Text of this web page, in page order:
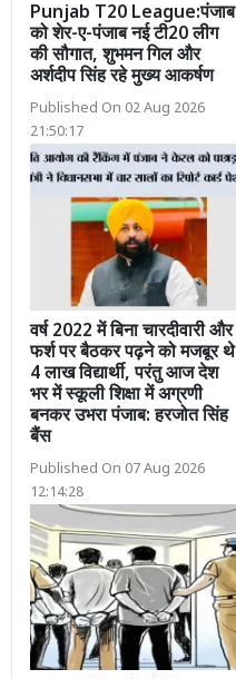
Punjab T20 League:पंजाब
को शेर-ए-पंजाब नई टी20 लीग
की सौगात, शुभमन गिल और
अर्शदीप सिंह रहे मुख्य आकर्षण
Published On 02 Aug 2026
21:50:17
वर्ष 2022 में बिना चारदीवारी और
फर्श पर बैठकर पढ़ने को मजबूर थे
4 लाख विद्यार्थी, परंतु आज देश
भर में स्कूली शिक्षा में अग्रणी
बनकर उभरा पंजाब: हरजोत सिंह
बैंस
Published On 07 Aug 2026
12:14:28